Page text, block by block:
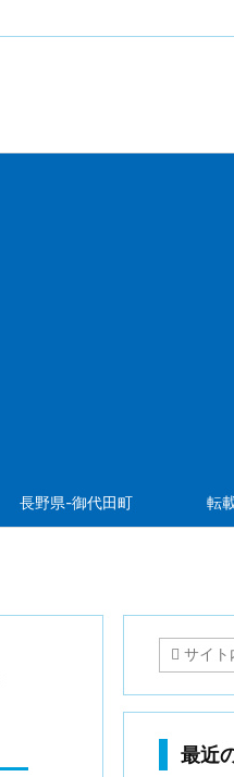
長野県-御代田町 転
最近